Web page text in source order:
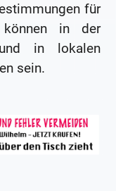
für
in der
in lokalen
sein.